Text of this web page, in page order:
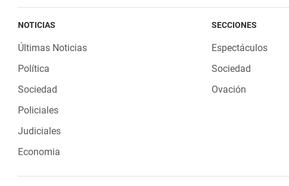
NOTICIAS
Últimas Noticias
Política
Sociedad
Policiales
Judiciales
Economia
SECCIONES
Espectáculos
Sociedad
Ovación